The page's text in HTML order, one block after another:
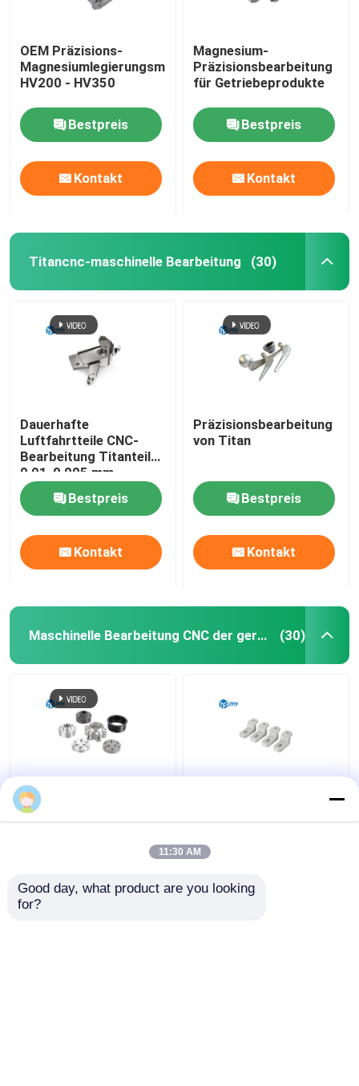
OEM Präzisions-
Magnesiumlegierungsmaschinenfabrik
HV200 - HV350
Bestpreis
Kontakt
Magnesium-
Präzisionsbearbeitung
für Getriebeprodukte
Bestpreis
Kontakt
Titancnc-maschinelle Bearbeitung (30)
Dauerhafte
Luftfahrtteile CNC-
Bearbeitung Titanteile
0,01-0,005 mm
Toleranz
Bestpreis
Kontakt
Präzisionsbearbeitung
von Titan
Bestpreis
Kontakt
Maschinelle Bearbeitung CNC der geringen Lautstärke (30)
JYH Lieferant für CNC-
Bearbeitung mit
Bearbeitung
11:30 AM
Good day, what product are you looking
for?